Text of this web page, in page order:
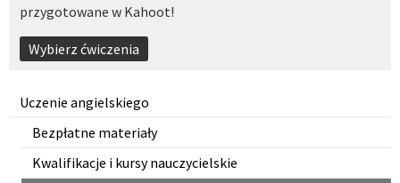
Uczenie angielskiego
Bezpłatne materiały
Kwalifikacje i kursy nauczycielskie
przygotowane w Kahoot!
Wybierz ćwiczenia